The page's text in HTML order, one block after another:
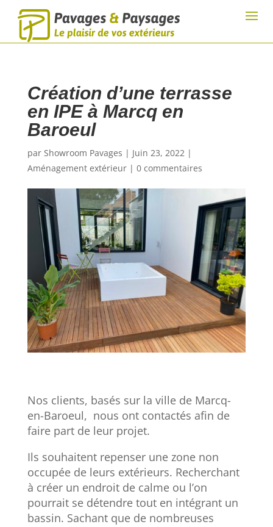
Création d’une terrasse
en IPE à Marcq en
Baroeul
par Showroom Pavages | Juin 23, 2022|
Aménagement extérieur| 0 commentaires
Nos clients, basés sur la ville de Marcq-
en-Baroeul, nous ont contactés afin de
faire part de leur projet.
Ils souhaitent repenser une zone non
occupée de leurs extérieurs. Recherchant
à créer un endroit de calme ou l’on
pourrait se détendre tout en intégrant un
bassin. Sachant que de nombreuses